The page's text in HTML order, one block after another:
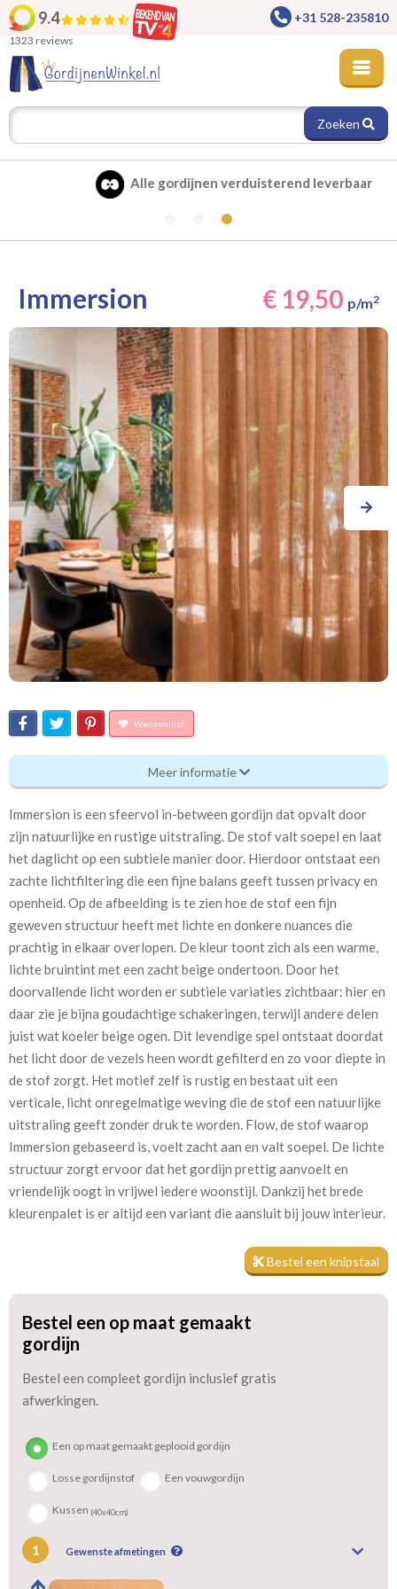
9.4
1323 reviews
+31 528-235810
Zoeken
Alle gordijnen verduisterend leverbaar
Immersion € 19,50 p/m2
Wensenlijst
Bm_ Flow - Immersion
Eigenschappen gordijnstof
Bm_ Flow - Immersion
Kamerhoog 320 cm
Meestal eerder, maar houd
rekening met
circa 2-3 weken
Materiaal: Polyester
Bijzonderheden Kamerhoog 320cm!
Wil je eerst beoordelen hoe Immersion aanvoelt en hoe de kleur
in jouw ruimte uitkomt? Dan kun je eenvoudig een knipstaal
aanvragen. Zo kun je thuis rustig de textuur en tint bekijken. In
de meeste gevallen wordt het staaltje dezelfde dag nog
verzonden. Heb je vragen over deze stof of over
maatwerkopties? Neem gerust contact met mij op. Ik denk graag
met je mee en kan meestal direct verder helpen.
Meer informatie
Immersion is een sfeervol in-between gordijn dat opvalt door
zijn natuurlijke en rustige uitstraling. De stof valt soepel en laat
het daglicht op een subtiele manier door. Hierdoor ontstaat een
zachte lichtfiltering die een fijne balans geeft tussen privacy en
openheid. Op de afbeelding is te zien hoe de stof een fijn
geweven structuur heeft met lichte en donkere nuances die
prachtig in elkaar overlopen. De kleur toont zich als een warme,
lichte bruintint met een zacht beige ondertoon. Door het
doorvallende licht worden er subtiele variaties zichtbaar: hier en
daar zie je bijna goudachtige schakeringen, terwijl andere delen
juist wat koeler beige ogen. Dit levendige spel ontstaat doordat
het licht door de vezels heen wordt gefilterd en zo voor diepte in
de stof zorgt. Het motief zelf is rustig en bestaat uit een
verticale, licht onregelmatige weving die de stof een natuurlijke
uitstraling geeft zonder druk te worden. Flow, de stof waarop
Immersion gebaseerd is, voelt zacht aan en valt soepel. De lichte
structuur zorgt ervoor dat het gordijn prettig aanvoelt en
vriendelijk oogt in vrijwel iedere woonstijl. Dankzij het brede
kleurenpalet is er altijd een variant die aansluit bij jouw interieur.
Bestel een knipstaal
Bestel een op maat gemaakt
gordijn
Bestel een compleet gordijn inclusief gratis
afwerkingen.
Een op maat gemaakt geplooid gordijn
Losse gordijnstof Een vouwgordijn
Kussen (40x40cm)
1 Gewenste afmetingen